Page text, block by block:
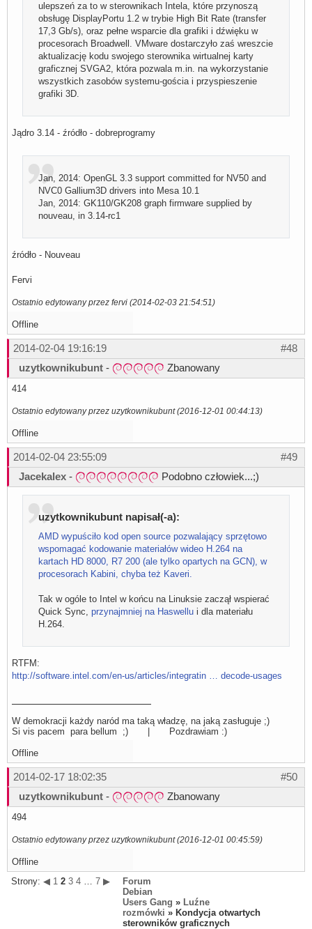
ulepszeń za to w sterownikach Intela, które przynoszą
obsługę DisplayPortu 1.2 w trybie High Bit Rate (transfer
17,3 Gb/s), oraz pełne wsparcie dla grafiki i dźwięku w
procesorach Broadwell. VMware dostarczyło zaś wreszcie
aktualizację kodu swojego sterownika wirtualnej karty
graficznej SVGA2, która pozwala m.in. na wykorzystanie
wszystkich zasobów systemu-gościa i przyspieszenie
grafiki 3D.
Jądro 3.14 - źródło - dobreprogramy
Jan, 2014: OpenGL 3.3 support committed for NV50 and
NVC0 Gallium3D drivers into Mesa 10.1
Jan, 2014: GK110/GK208 graph firmware supplied by
nouveau, in 3.14-rc1
źródło - Nouveau
Fervi
Ostatnio edytowany przez fervi (2014-02-03 21:54:51)
Offline
#48
2014-02-04 19:16:19
uzytkownikubunt - Zbanowany
414
Ostatnio edytowany przez uzytkownikubunt (2016-12-01 00:44:13)
Offline
#49
2014-02-04 23:55:09
Jacekalex - Podobno człowiek...;)
uzytkownikubunt napisał(-a):
AMD wypuściło kod open source pozwalający sprzętowo
wspomagać kodowanie materiałów wideo H.264 na
kartach HD 8000, R7 200 (ale tylko opartych na GCN), w
procesorach Kabini, chyba też Kaveri.
Tak w ogóle to Intel w końcu na Linuksie zaczął wspierać
Quick Sync,przynajmniej na Haswellu i dla materiału
H.264.
RTFM:
http://software.intel.com/en-us/articles/integratin … decode-usages
W demokracji każdy naród ma taką władzę, na jaką zasługuje ;)
Si vis pacem para bellum ;) | Pozdrawiam :)
Offline
#50
2014-02-17 18:02:35
uzytkownikubunt - Zbanowany
494
Ostatnio edytowany przez uzytkownikubunt (2016-12-01 00:45:59)
Offline
Strony: ◀ 1 2 3 4 7 ▶
Forum
Debian
Users Gang » Luźne
rozmówki » Kondycja otwartych
sterowników graficznych